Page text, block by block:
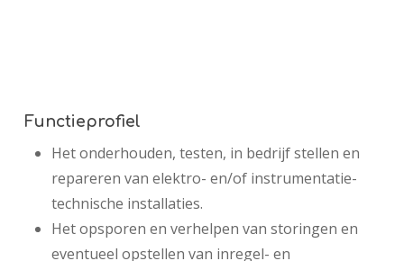
Functieprofiel
Het onderhouden, testen, in bedrijf stellen en
repareren van elektro- en/of instrumentatie-
technische installaties.
Het opsporen en verhelpen van storingen en
eventueel opstellen van inregel- en